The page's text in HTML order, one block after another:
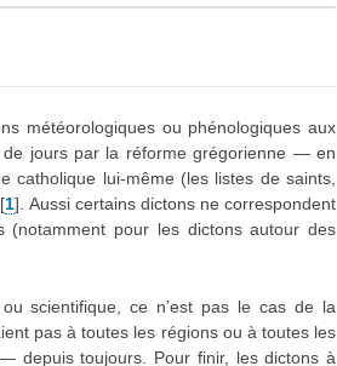
météorologiques ou phénologiques aux
de jours par la réforme grégorienne — en
lui-même (les listes de saints,
[1] . Aussi certains dictons ne correspondent
pour les dictons autour des
scientifique, ce n’est pas le cas de la
pas à toutes les régions ou à toutes les
depuis toujours. Pour finir, les dictons à